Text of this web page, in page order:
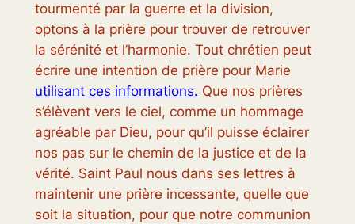
tourmenté par la guerre et la division,
optons à la prière pour trouver de retrouver
la sérénité et l’harmonie. Tout chrétien peut
écrire une intention de prière pour Marie
utilisant ces informations. Que nos prières
s’élèvent vers le ciel, comme un hommage
agréable par Dieu, pour qu’il puisse éclairer
nos pas sur le chemin de la justice et de la
vérité. Saint Paul nous dans ses lettres à
maintenir une prière incessante, quelle que
soit la situation, pour que notre communion